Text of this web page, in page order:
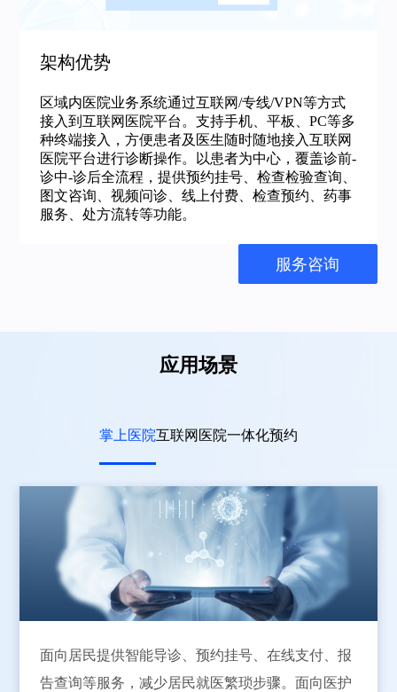
架构优势
区域内医院业务系统通过互联网/专线/VPN等方式
接入到互联网医院平台。支持手机、平板、PC等多
种终端接入，方便患者及医生随时随地接入互联网
医院平台进行诊断操作。以患者为中心，覆盖诊前-
诊中-诊后全流程，提供预约挂号、检查检验查询、
图文咨询、视频问诊、线上付费、检查预约、药事
服务、处方流转等功能。
服务咨询
应用场景
掌上医院互联网医院一体化预约
面向居民提供智能导诊、预约挂号、在线支付、报
告查询等服务，减少居民就医繁琐步骤。面向医护